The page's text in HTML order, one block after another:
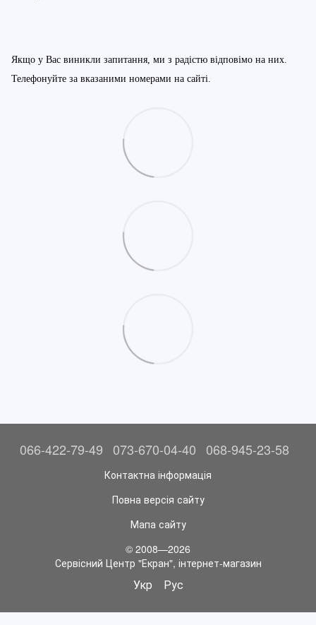
Якщо у Вас виникли запитання, ми з радістю відповімо на них.
Телефонуйте за вказаними номерами на сайті.
066-422-79-49 073-670-04-40 068-945-23-58
Контактна інформація
Повна версія сайту
Мапа сайту
© 2008—2026
Сервісний Центр "Екран", інтернет-магазин
Укр Рус